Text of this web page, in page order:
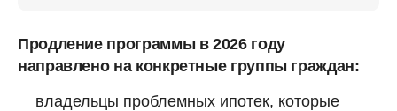
Продление программы в 2026 году
направлено на конкретные группы граждан:
владельцы проблемных ипотек, которые